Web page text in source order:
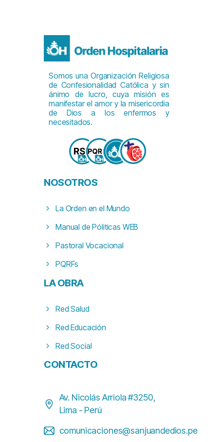
Somos una Organización Religiosa
de Confesionalidad Católica y sin
ánimo de lucro, cuya misión es
manifestar el amor y la misericordia
de Dios a los enfermos y
necesitados.
NOSOTROS
La Orden en el Mundo
Manual de Póliticas WEB
Pastoral Vocacional
PQRFs
LAOBRA
Red Salud
Red Educación
Red Social
CONTACTO
Av. Nicolás Arriola #3250,
Lima - Perú
comunicaciones@sanjuandedios.pe